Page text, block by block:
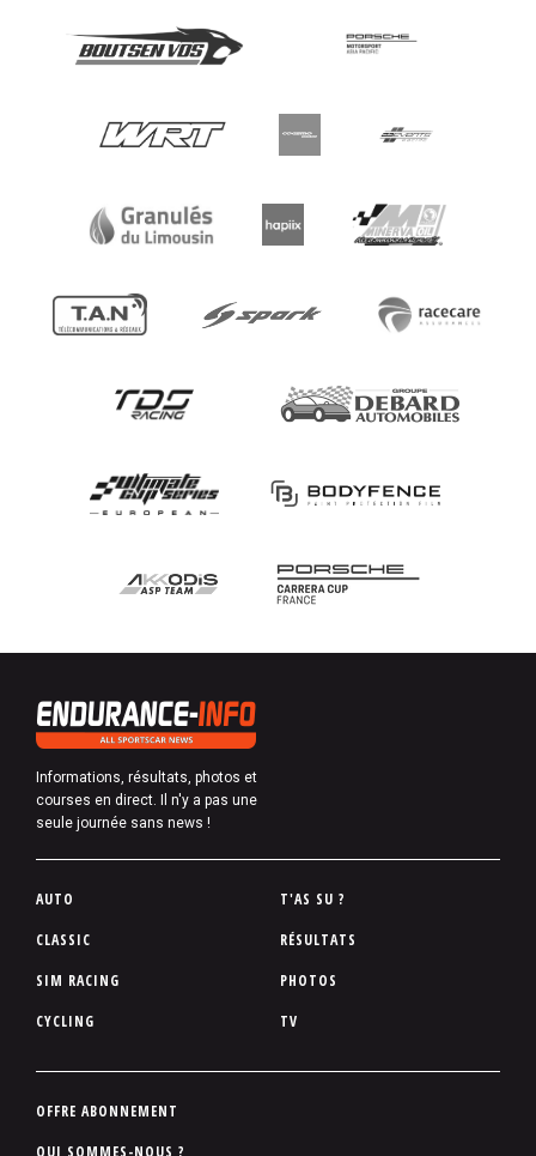
Informations, résultats, photos et
courses en direct. Il n'y a pas une
seule journée sans news !
P
d
d
p
AUTO
CLASSIC
SIM RACING
CYCLING
T'AS SU ?
RÉSULTATS
PHOTOS
TV
P
OFFRE ABONNEMENT
QUI SOMMES-NOUS ?